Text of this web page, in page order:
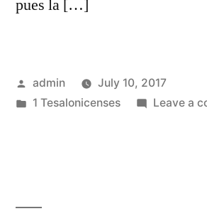
pues la […]
Posted
by
admin
July 10, 2017
Posted
1 Tesalonicenses Leave a